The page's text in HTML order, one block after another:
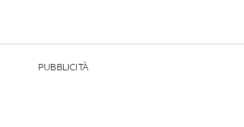
PUBBLICITÀ